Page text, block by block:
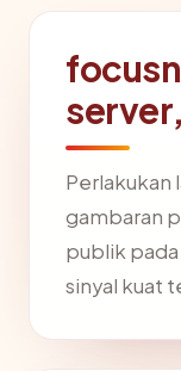
Perlakukan
gambaran
publik pada
sinyal kuat